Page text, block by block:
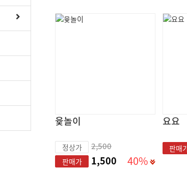
윷놀이
정상가 2,500
판매가 1,500 40%
요요
판매